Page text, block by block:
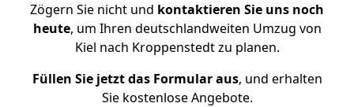
Zögern Sie nicht und kontaktieren Sie uns noch
heute, um Ihren deutschlandweiten Umzug von
Kiel nach Kroppenstedt zu planen.
Füllen Sie jetzt das Formular aus, und erhalten
Sie kostenlose Angebote.